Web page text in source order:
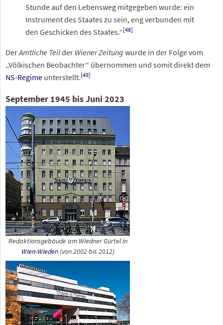
Stunde auf den Lebensweg mitgegeben wurde: ein
Instrument des Staates zu sein, eng verbunden mit
den Geschicken des Staates.“[48]
DerAmtliche Teilder Wiener Zeitung wurde in der Folge vom
„Völkischen Beobachter“ übernommen und somit direkt dem
NS-Regime unterstellt.[49]
September 1945 bis Juni 2023
Redaktionsgebäude am Wiedner Gürtel in
Wien-Wieden(von 2002 bis 2012)